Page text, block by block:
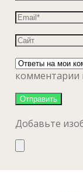
комментарии
Добавьте